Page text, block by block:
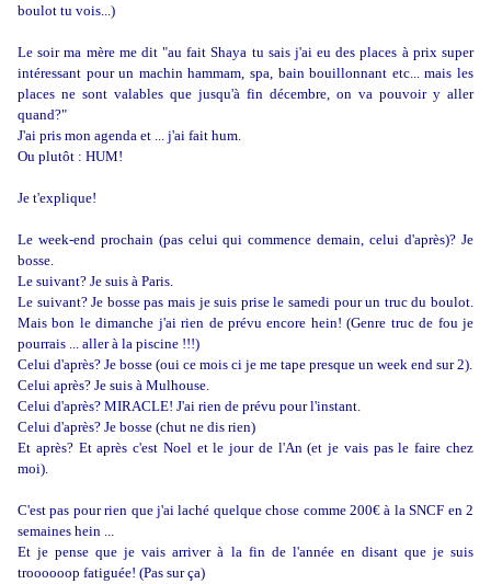
boulot tu vois...)
Le soir ma mère me dit "au fait Shaya tu sais j'ai eu des places à prix super
intéressant pour un machin hammam, spa, bain bouillonnant etc... mais les
places ne sont valables que jusqu'à fin décembre, on va pouvoir y aller
quand?"
J'ai pris mon agenda et ... j'ai fait hum.
Ou plutôt : HUM!
Je t'explique!
Le week-end prochain (pas celui qui commence demain, celui d'après)? Je
bosse.
Le suivant? Je suis à Paris.
Le suivant? Je bosse pas mais je suis prise le samedi pour un truc du boulot.
Mais bon le dimanche j'ai rien de prévu encore hein! (Genre truc de fou je
pourrais ... aller à la piscine !!!)
Celui d'après? Je bosse (oui ce mois ci je me tape presque un week end sur 2).
Celui après? Je suis à Mulhouse.
Celui d'après? MIRACLE! J'ai rien de prévu pour l'instant.
Celui d'après? Je bosse (chut ne dis rien)
Et après? Et après c'est Noel et le jour de l'An (et je vais pas le faire chez
moi).
C'est pas pour rien que j'ai laché quelque chose comme 200€ à la SNCF en 2
semaines hein ...
Et je pense que je vais arriver à la fin de l'année en disant que je suis
troooooop fatiguée! (Pas sur ça)